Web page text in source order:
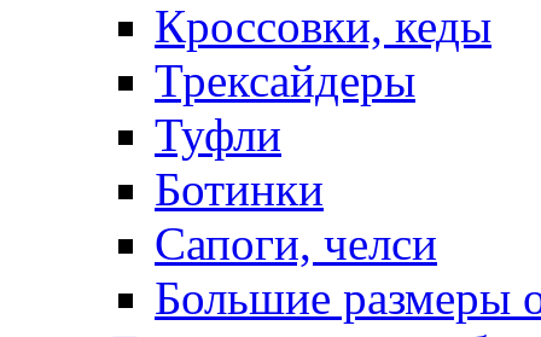
Кроссовки, кеды
Трексайдеры
Туфли
Ботинки
Сапоги, челси
Большие размеры